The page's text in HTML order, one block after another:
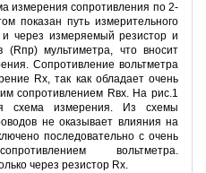
измерения сопротивления по 2-
показан путь измерительного
и через измеряемый резистор и
(Rпр) мультиметра, что вносит
Сопротивление вольтметра
Rx, так как обладает очень
сопротивлением Rвх. На рис.1
схема измерения. Из схемы
не оказывает влияния на
последовательно с очень
вольтметра.
через резистор Rx.